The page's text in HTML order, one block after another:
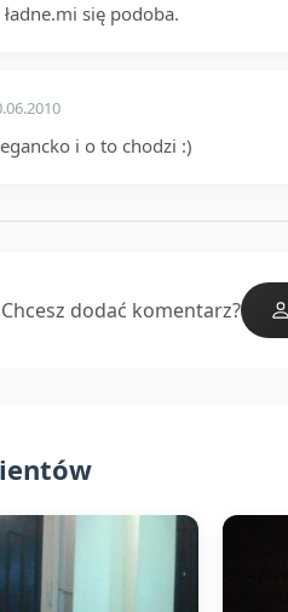
się podoba.
i o to chodzi :)
Chcesz dodać komentarz?